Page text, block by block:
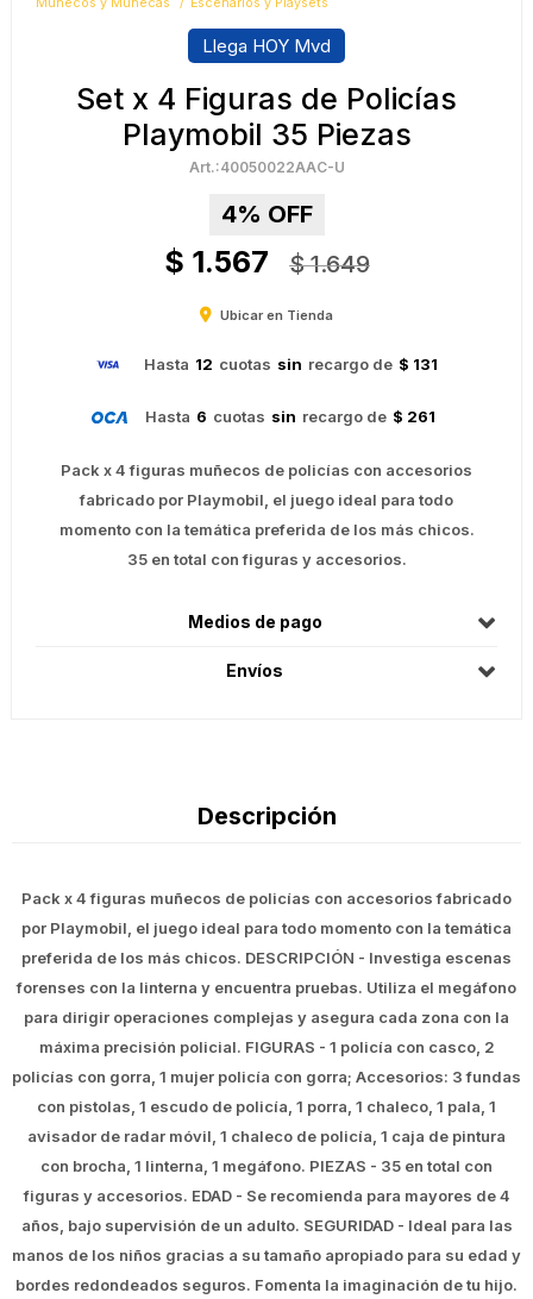
Muñecos y Muñecas Escenarios y Playsets
Llega HOY Mvd
Set x 4 Figuras de Policías
Playmobil 35 Piezas
40050022AAC-U
4
$ 1.567 $ 1.649
Ubicar en Tienda
Hasta 12 cuotas sin recargo de $ 131
Hasta 6 cuotas sin recargo de $ 261
Pack x 4 figuras muñecos de policías con accesorios
fabricado por Playmobil, el juego ideal para todo
momento con la temática preferida de los más chicos.
35 en total con figuras y accesorios.
Medios de pago
Envíos
Descripción
Pack x 4 figuras muñecos de policías con accesorios fabricado
por Playmobil, el juego ideal para todo momento con la temática
preferida de los más chicos. DESCRIPCIÓN - Investiga escenas
forenses con la linterna y encuentra pruebas. Utiliza el megáfono
para dirigir operaciones complejas y asegura cada zona con la
máxima precisión policial. FIGURAS - 1 policía con casco, 2
policías con gorra, 1 mujer policía con gorra; Accesorios: 3 fundas
con pistolas, 1 escudo de policía, 1 porra, 1 chaleco, 1 pala, 1
avisador de radar móvil, 1 chaleco de policía, 1 caja de pintura
con brocha, 1 linterna, 1 megáfono. PIEZAS - 35 en total con
figuras y accesorios. EDAD - Se recomienda para mayores de 4
años, bajo supervisión de un adulto. SEGURIDAD - Ideal para las
manos de los niños gracias a su tamaño apropiado para su edad y
bordes redondeados seguros. Fomenta la imaginación de tu hijo.